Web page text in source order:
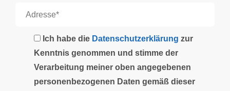
Ich habe die Datenschutzerklärung zur
Kenntnis genommen und stimme der
Verarbeitung meiner oben angegebenen
personenbezogenen Daten gemäß dieser